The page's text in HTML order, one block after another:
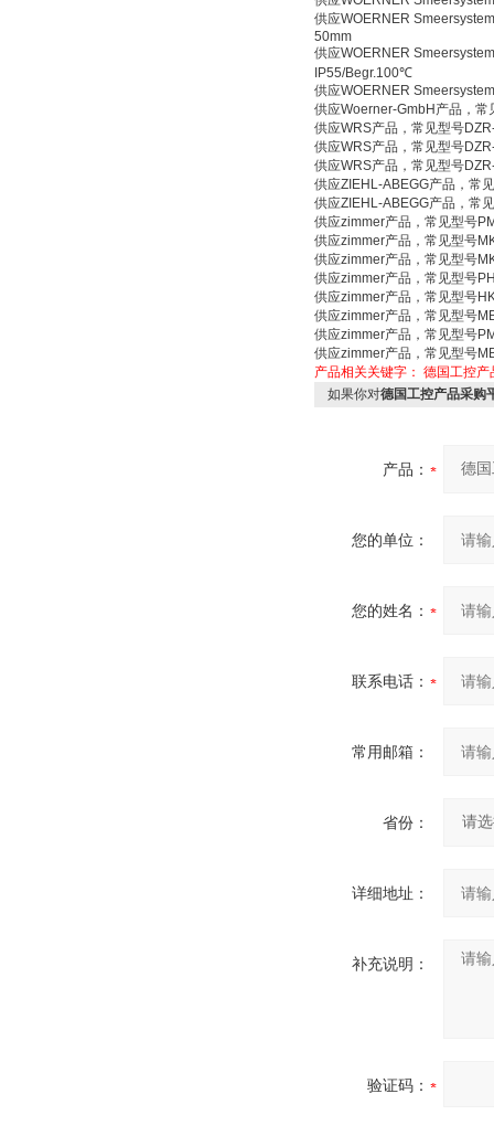
供应WOERNER
50mm
供应WOERNER
IP55/Begr.100℃
供应WOERNER
供应Woerner-GmbH产品，
供应WRS产品，常见型号
供应WRS产品，常见型号
供应WRS产品，常见型号
供应ZIEHL-ABEGG产品，常
供应ZIEHL-ABEGG产品，常
供应zimmer产品，常见型号
供应zimmer产品，常见型号
供应zimmer产品，常见型号
供应zimmer产品，常见型号
供应zimmer产品，常见型号
供应zimmer产品，常见型号
供应zimmer产品，常见型号
供应zimmer产品，常见型号
产品相关关键字： 德国工控产
如果你对德国工控产品采购
产品：
您的单位：
您的姓名：
联系电话：
常用邮箱：
省份：
详细地址：
补充说明：
验证码：